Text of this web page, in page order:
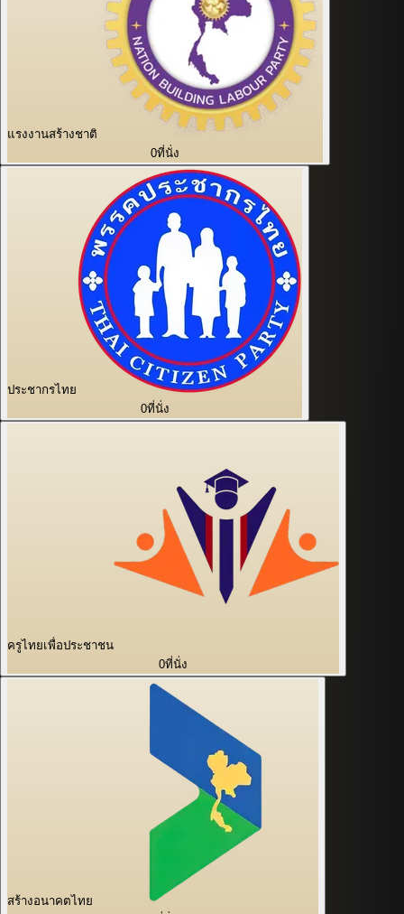
แรงงานสร้างชาติ
0ที่นั่ง
ประชากรไทย
0ที่นั่ง
ครูไทยเพื่อประชาชน
0ที่นั่ง
สร้างอนาคตไทย